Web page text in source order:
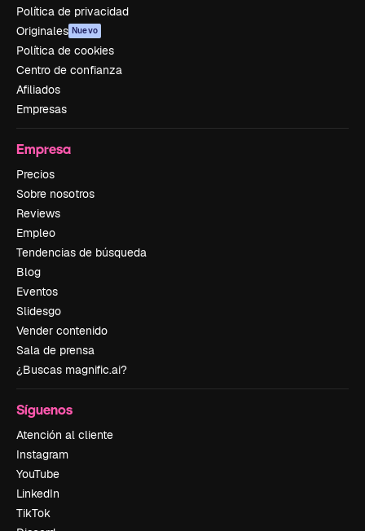
Política de privacidad
Originales Nuevo
Política de cookies
Centro de confianza
Afiliados
Empresas
Empresa
Precios
Sobre nosotros
Reviews
Empleo
Tendencias de búsqueda
Blog
Eventos
Slidesgo
Vender contenido
Sala de prensa
¿Buscas magnific.ai?
Síguenos
Atención al cliente
Instagram
YouTube
LinkedIn
TikTok